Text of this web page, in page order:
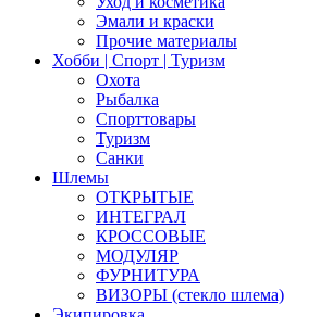
Эмали и краски
Прочие материалы
Хобби | Cпорт | Туризм
Охота
Рыбалка
Спорттовары
Туризм
Санки
Шлемы
ОТКРЫТЫЕ
ИНТЕГРАЛ
КРОССОВЫЕ
МОДУЛЯР
ФУРНИТУРА
ВИЗОРЫ (стекло шлема)